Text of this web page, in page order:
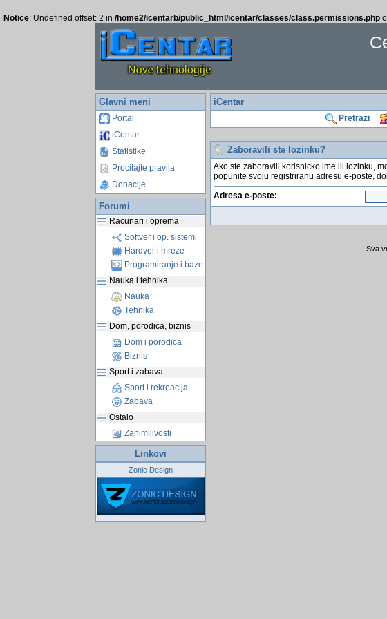
Notice: Undefined offset: 2 in /home2/icentarb/public_html/icentar/classes/class.permissions.php
Glavni meni
Portal
iCentar
Statistike
Procitajte pravila
Donacije
Forumi
Racunari i oprema
Softver i op. sistemi
Hardver i mreze
Programiranje i baze
Nauka i tehnika
Nauka
Tehnika
Dom, porodica, biznis
Dom i porodica
Biznis
Sport i zabava
Sport i rekreacija
Zabava
Ostalo
Zanimljivosti
Linkovi
Zonic Design
iCentar
Pretrazi
Zaboravili ste lozinku?
Ako ste zaboravili korisnicko ime ili lozinku,
popunite svoju registriranu adresu e-poste,
Adresa e-poste:
Sva